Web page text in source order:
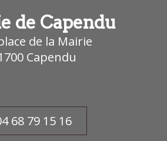
de Capendu
de la Mairie
Capendu
68 79 15 16